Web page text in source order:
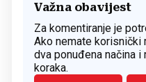
Važna obavijest
Za komentiranje je
Ako nemate korisnički
dva ponuđena načina
koraka.